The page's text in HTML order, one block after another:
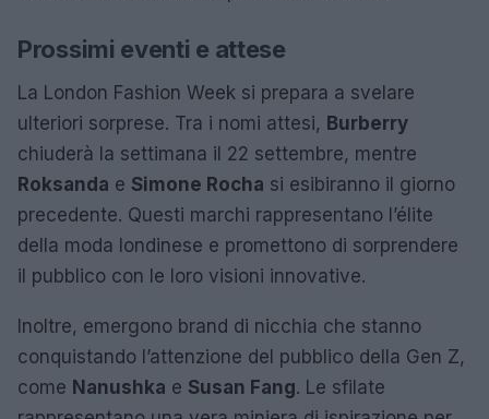
Prossimi eventi e attese
La London Fashion Week si prepara a svelare
ulteriori sorprese. Tra i nomi attesi, Burberry
chiuderà la settimana il 22 settembre, mentre
Roksanda e Simone Rocha si esibiranno il giorno
precedente. Questi marchi rappresentano l’élite
della moda londinese e promettono di sorprendere
il pubblico con le loro visioni innovative.
Inoltre, emergono brand di nicchia che stanno
conquistando l’attenzione del pubblico della Gen Z,
come Nanushka e Susan Fang. Le sfilate